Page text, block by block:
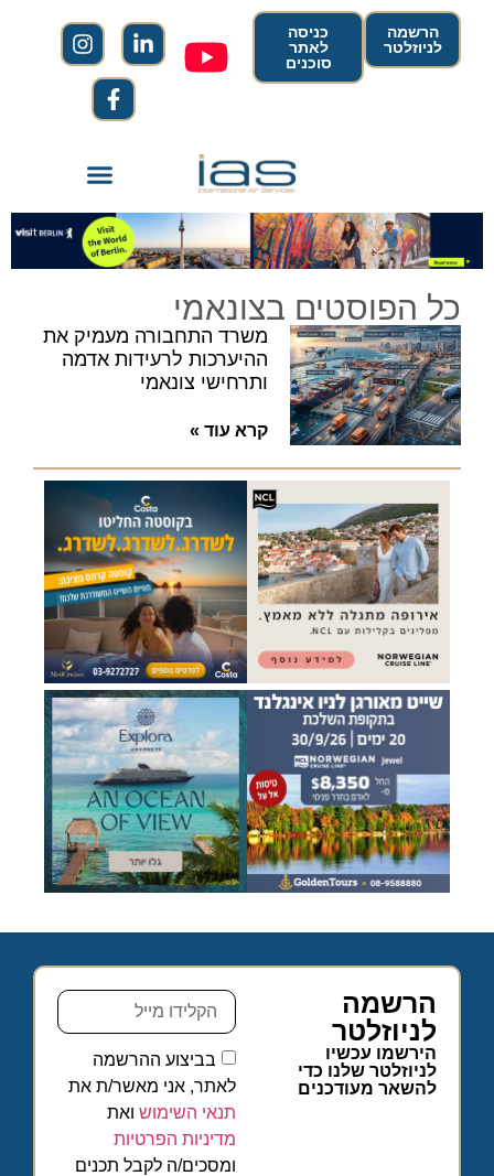
הרשמה
לניוזלטר
כניסה
לאתר
סוכנים
כל הפוסטים בצונאמי
משרד התחבורה מעמיק את
ההיערכות לרעידות אדמה
ותרחישי צונאמי
קרא עוד »
הרשמה
לניוזלטר
הירשמו עכשיו
לניוזלטר שלנו כדי
להשאר מעודכנים
בביצוע ההרשמה
לאתר, אני מאשר/ת את
תנאי השימוש ואת
מדיניות הפרטיות
ומסכים/ה לקבל תכנים